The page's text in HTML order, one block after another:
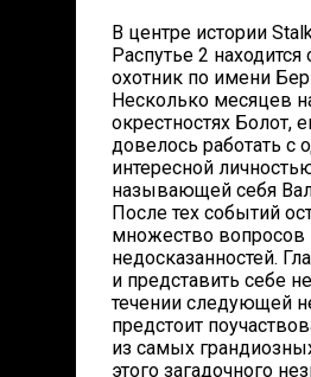
В центре истории
Распутье 2
охотник по имени
Несколько месяцев
окрестностях Болот,
довелось работать с
интересной
называющей себя
После тех событий
множество вопросов
недосказанностей.
и представить себе
течении следующей
предстоит
из самых
этого загадочного